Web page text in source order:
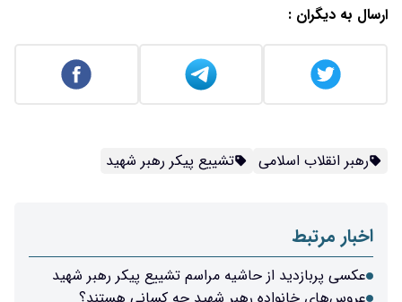
ارسال به دیگران :
رهبر انقلاب اسلامی تشییع پیکر رهبر شهید
اخبار مرتبط
عکسی پربازدید از حاشیه مراسم تشییع پیکر رهبر شهید